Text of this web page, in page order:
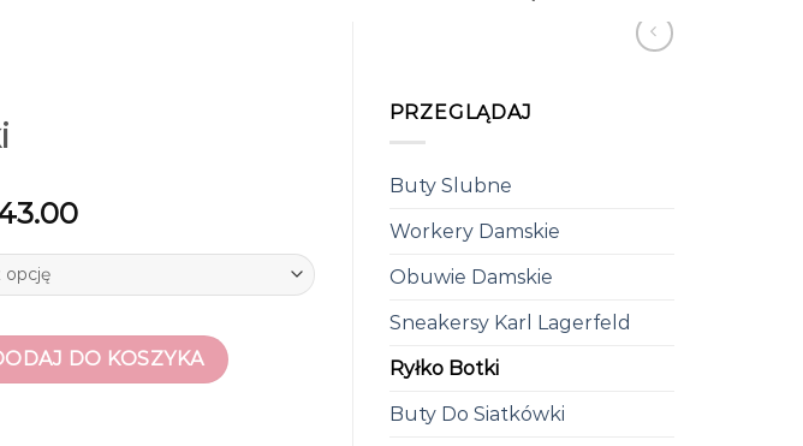
PRZEGLĄDAJ
Buty Slubne
Workery Damskie
Obuwie Damskie
Sneakersy Karl Lagerfeld
Ryłko Botki
Buty Do Siatkówki
DO KOSZYKA